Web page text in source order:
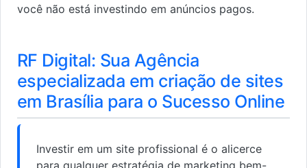
você não está investindo em anúncios pagos.
RF Digital: Sua Agência
especializada em criação de sites
em Brasília para o Sucesso Online
Investir em um site profissional é o alicerce
para qualquer estratégia de marketing bem-